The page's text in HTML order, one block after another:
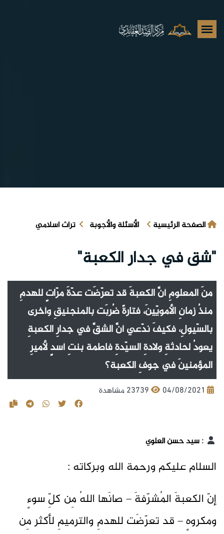
الصفحة الرئيسية الأسئلة والأجوبة تراث اسلامي
"شق في جدار الكعبة"
منَ المعلومِ أنَّ الكعبةَ قد تعرّضَت عدّةَ مرّاتٍ للهدمِ
منذُ زمانِ الأمويّينَ، فتارةً ضُربَت بالمنجنيقِ وأخرى
بالسّيولِ، فكيفَ ندّعي أنَّ الشقَّ في جدارِ الكعبةِ
يعودُ لحادثةِ ولادةِ السيّدةِ فاطمة بنتِ أسدٍ لأميرِ
المؤمنينَ في جوفِ الكعبة؟
04/08/2021 23739 مشاهدة
:سيد حسن العلوي
السلام عليكم ورحمة الله وبركاته :
إنّ الكعبةَ المُشرّفةَ – صانَها اللهُ مِن كلِّ سوءٍ
ومكروهٍ – قد تعرّضَت للهدمِ والترميمِ لأكثر مِن